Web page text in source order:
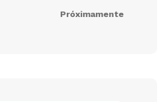
Próximamente